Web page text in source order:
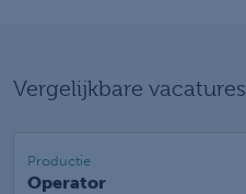
Vergelijkbare vacatures
Productie
Operator